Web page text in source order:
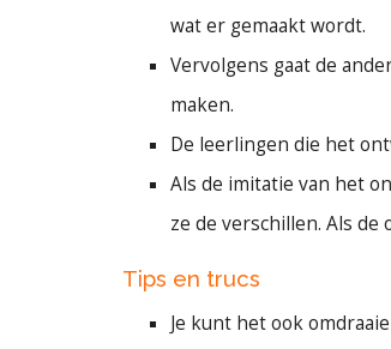
wat er gemaakt wordt.
Vervolgens gaat de
maken.
De leerlingen die het
Als de imitatie van het
ze de verschillen. Als
Tips en trucs
Je kunt het ook